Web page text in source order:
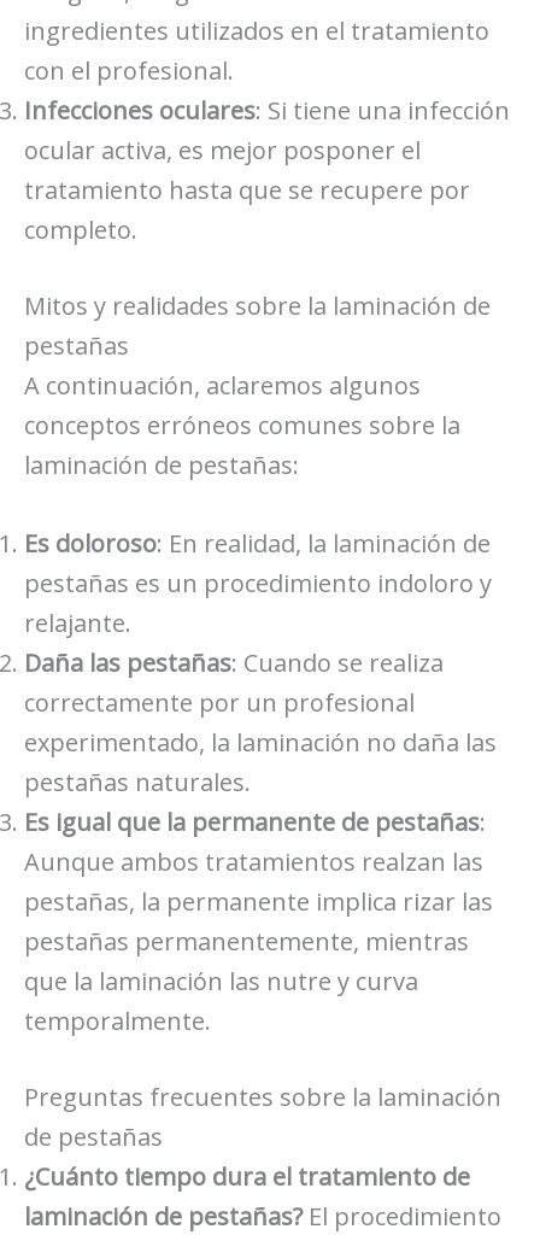
ingredientes utilizados en el tratamiento
con el profesional.
Infecciones oculares: Si tiene una infección
ocular activa, es mejor posponer el
tratamiento hasta que se recupere por
completo.
Mitos y realidades sobre la laminación de
pestañas
A continuación, aclaremos algunos
conceptos erróneos comunes sobre la
laminación de pestañas:
Es doloroso: En realidad, la laminación de
pestañas es un procedimiento indoloro y
relajante.
Daña las pestañas: Cuando se realiza
correctamente por un profesional
experimentado, la laminación no daña las
pestañas naturales.
Es igual que la permanente de pestañas:
Aunque ambos tratamientos realzan las
pestañas, la permanente implica rizar las
pestañas permanentemente, mientras
que la laminación las nutre y curva
temporalmente.
Preguntas frecuentes sobre la laminación
de pestañas
¿Cuánto tiempo dura el tratamiento de
laminación de pestañas?El procedimiento